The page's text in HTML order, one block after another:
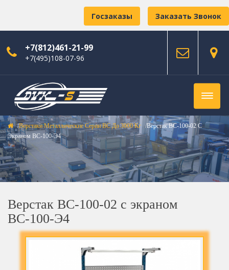
Заказать Звонок
Госзаказы
+7(812)461-21-99
+7(495)108-07-96
Верстаки Металлические Серии ВС До 3000 Кг
Верстак ВС-100-02 С
Экраном ВС-100-Э4
Верстак ВС-100-02 с экраном
ВС-100-Э4